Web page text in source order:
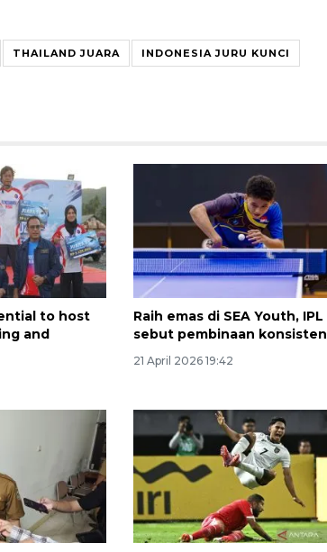
THAILAND JUARA INDONESIA JURU KUNCI
to host
and
Raih emas di SEA Youth, IPL
sebut pembinaan konsisten
21 April 2026 19:42